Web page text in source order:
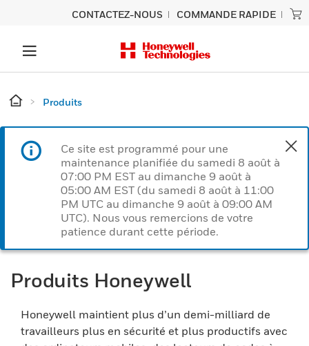
CONTACTEZ-NOUS COMMANDE RAPIDE
Produits
Ce site est programmé pour une
maintenance planifiée du samedi 8 août à
07:00 PM EST au dimanche 9 août à
05:00 AM EST (du samedi 8 août à 11:00
PM UTC au dimanche 9 août à 09:00 AM
UTC). Nous vous remercions de votre
patience durant cette période.
Produits Honeywell
Honeywell maintient plus d’un demi-milliard de
travailleurs plus en sécurité et plus productifs avec